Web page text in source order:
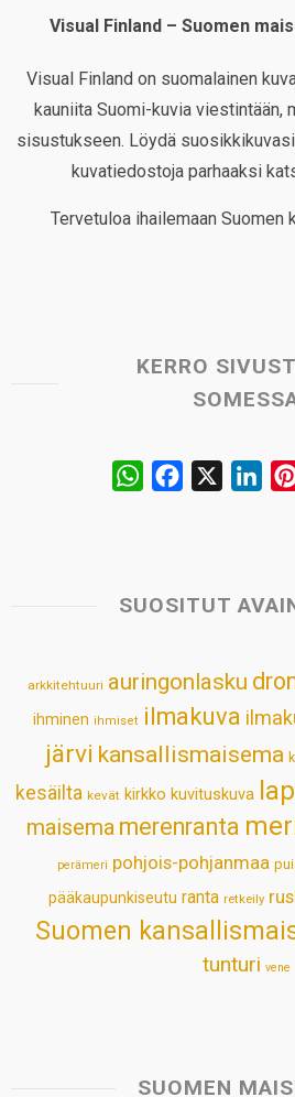
Visual Finland – Suomen
Visual Finland on suomalainen
kauniita Suomi-kuvia viestintään,
sisustukseen. Löydä
kuvatiedostoja parhaaksi
Tervetuloa ihailemaan Suomen
KERRO
W
s
p
b
k
e
n
SUOSITUT
arkkitehtuuri auringonlasku
ihminen ihmiset ilmakuva
järvi kansallismaisema
kesäilta kevät kirkko kuvituskuva
maisema merenranta
perämeri pohjois-pohjanmaa
pääkaupunkiseutu ranta retkeily
Suomen
tunturi vene
SUOMEN